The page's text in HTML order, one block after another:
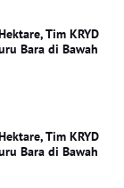
Tim KRYD
Bara di Bawah
Tim KRYD
Bara di Bawah